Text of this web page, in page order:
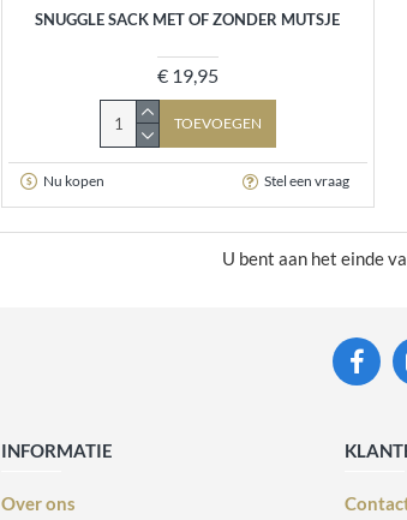
SNUGGLE SACK MET OF ZONDER MUTSJE
€ 19,95
TOEVOEGEN
Nu kopen Stel een vraag
U bent aan het einde
INFORMATIE
Over ons